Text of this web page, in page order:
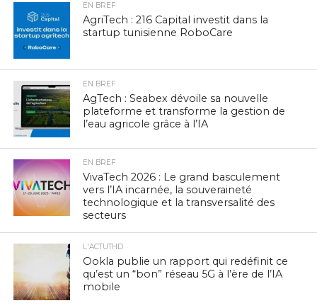
EN BREF
AgriTech : 216 Capital investit dans la
startup tunisienne RoboCare
EN BREF
AgTech : Seabex dévoile sa nouvelle
plateforme et transforme la gestion de
l’eau agricole grâce à l’IA
EN BREF
VivaTech 2026 : Le grand basculement
vers l’IA incarnée, la souveraineté
technologique et la transversalité des
secteurs
L'ACTUTHD
Ookla publie un rapport qui redéfinit ce
qu’est un “bon” réseau 5G à l’ère de l’IA
mobile